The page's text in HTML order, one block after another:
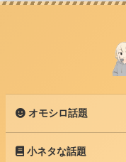
オモシロ話題
小ネタな話題